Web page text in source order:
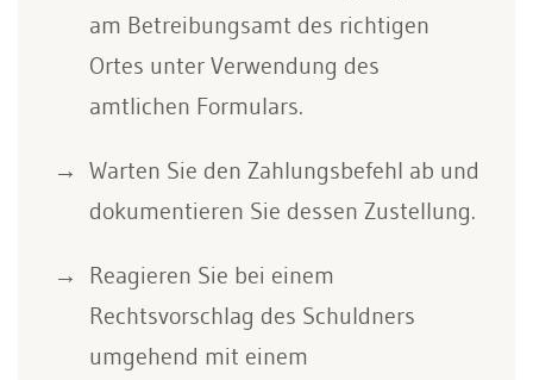
am Betreibungsamt des richtigen
Ortes unter Verwendung des
amtlichen Formulars.
Warten Sie den Zahlungsbefehl ab und
dokumentieren Sie dessen Zustellung.
Reagieren Sie bei einem
Rechtsvorschlag des Schuldners
umgehend mit einem